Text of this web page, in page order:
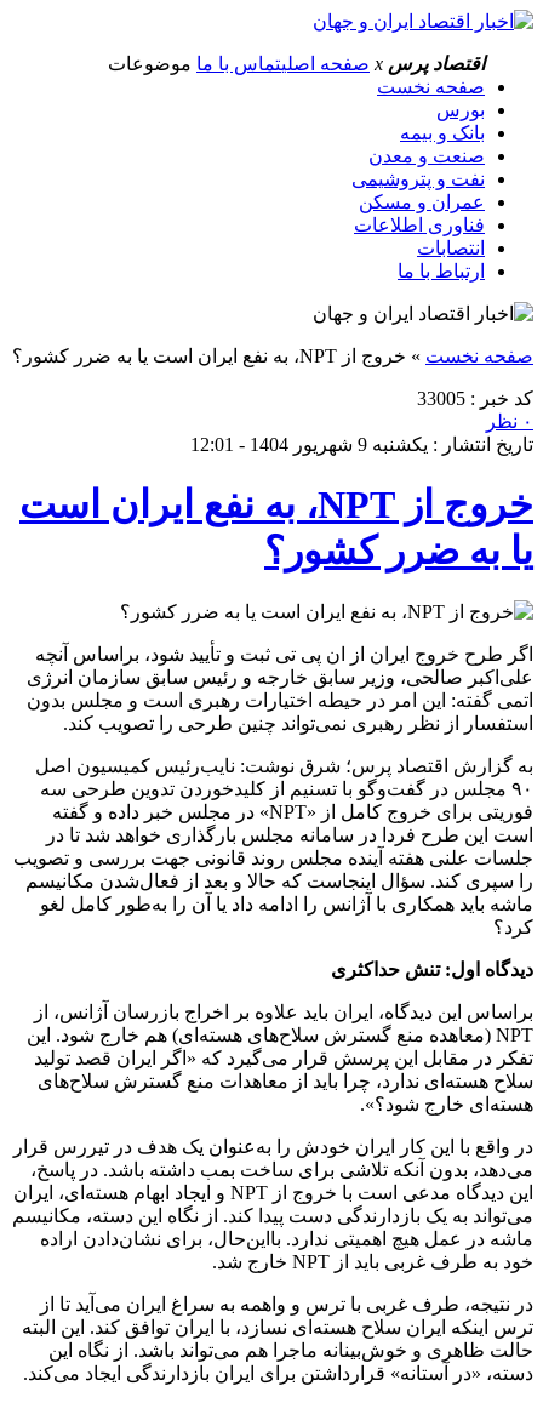
اقتصاد پرس x صفحه اصلیتماس با ما موضوعات
صفحه نخست
بورس
بانک و بیمه
صنعت و معدن
نفت و پتروشیمی
عمران و مسکن
فناوری اطلاعات
انتصابات
ارتباط با ما
صفحه نخست » خروج از NPT، به نفع ایران است یا به ضرر کشور؟
کد خبر : 33005
۰ نظر
تاریخ انتشار : یکشنبه 9 شهریور 1404 - 12:01
خروج از NPT، به نفع ایران است
یا به ضرر کشور؟
اگر طرح خروج ایران از ان پی تی ثبت و تأیید شود، براساس آنچه
علی‌اکبر صالحی، وزیر سابق خارجه و رئیس سابق سازمان انرژی
اتمی گفته: این امر در حیطه اختیارات رهبری است و مجلس بدون
استفسار از نظر رهبری نمی‌تواند چنین طرحی را تصویب کند.
به گزارش اقتصاد پرس؛ شرق نوشت: نایب‌رئیس کمیسیون اصل
۹۰ مجلس در گفت‌وگو با تسنیم از کلیدخوردن تدوین طرحی سه
فوریتی برای خروج کامل از «NPT» در مجلس خبر داده و گفته
است این طرح فردا در سامانه مجلس بارگذاری خواهد شد تا در
جلسات علنی هفته آینده مجلس روند قانونی جهت بررسی و تصویب
را سپری کند. سؤال اینجاست که حالا و بعد از فعال‌شدن مکانیسم
ماشه باید همکاری با آژانس را ادامه داد یا آن را به‌طور کامل لغو
کرد؟
دیدگاه اول: تنش حداکثری
براساس این دیدگاه، ایران باید علاوه بر اخراج بازرسان آژانس، از
NPT (معاهده منع گسترش سلاح‌های هسته‌ای‌) هم خارج شود. این
تفکر در مقابل این پرسش قرار می‌گیرد که «اگر ایران قصد تولید
سلاح هسته‌ای ندارد، چرا باید از معاهدات منع گسترش سلاح‌های
هسته‌ای خارج شود؟».
در واقع با این کار ایران خودش را به‌عنوان یک هدف در تیررس قرار
می‌دهد، بدون آنکه تلاشی برای ساخت بمب داشته باشد. در پاسخ،
این دیدگاه مدعی است با خروج از NPT و ایجاد ابهام هسته‌ای، ایران
می‌تواند به یک بازدارندگی دست پیدا کند. از نگاه این دسته، مکانیسم
ماشه در عمل هیچ اهمیتی ندارد. بااین‌حال، برای نشان‌دادن اراده
خود به طرف غربی باید از NPT خارج شد.
در نتیجه، طرف غربی با ترس و واهمه به سراغ ایران می‌آید تا از
ترس اینکه ایران سلاح هسته‌ای نسازد، با ایران توافق کند. این البته
حالت ظاهری و خوش‌بینانه ماجرا هم می‌تواند باشد. از نگاه این
دسته، «در آستانه» قرارداشتن برای ایران بازدارندگی ایجاد می‌کند.